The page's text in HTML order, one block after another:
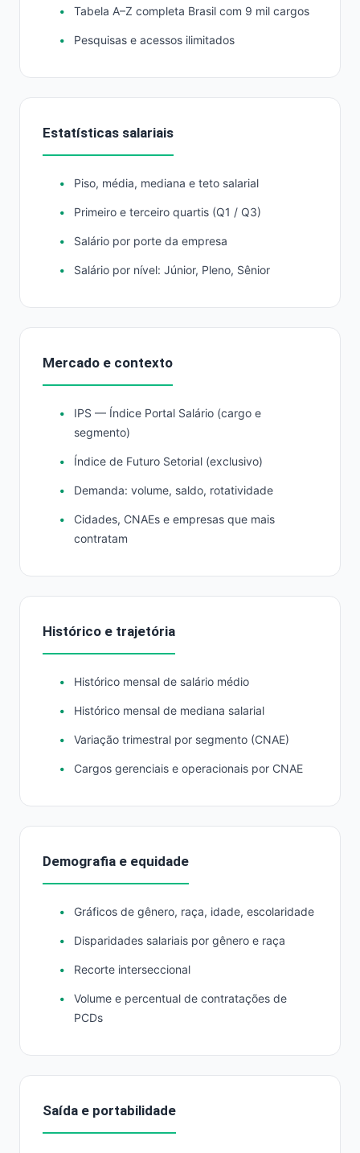
Tabela A–Z completa Brasil com 9 mil cargos
Pesquisas e acessos ilimitados
Estatísticas salariais
Piso, média, mediana e teto salarial
Primeiro e terceiro quartis (Q1 / Q3)
Salário por porte da empresa
Salário por nível: Júnior, Pleno, Sênior
Mercado e contexto
IPS — Índice Portal Salário (cargo e
segmento)
Índice de Futuro Setorial (exclusivo)
Demanda: volume, saldo, rotatividade
Cidades, CNAEs e empresas que mais
contratam
Histórico e trajetória
Histórico mensal de salário médio
Histórico mensal de mediana salarial
Variação trimestral por segmento (CNAE)
Cargos gerenciais e operacionais por CNAE
Demografia e equidade
Gráficos de gênero, raça, idade, escolaridade
Disparidades salariais por gênero e raça
Recorte interseccional
Volume e percentual de contratações de
PCDs
Saída e portabilidade